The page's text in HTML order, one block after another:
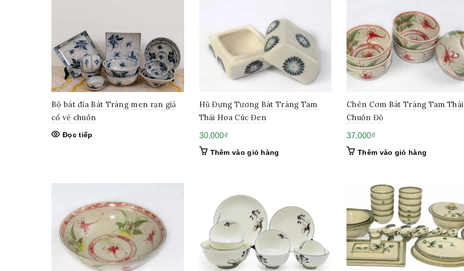
Bộ bát đĩa Bát Tràng men rạn giả
cổ vẽ chuồn
Đọc tiếp
Hũ Đựng Tương Bát Tràng Tam
Thái Hoa Cúc Đen
30,000₫
Thêm vào giỏ hàng
Chén Cơm Bát Tràng Tam Thái
Chuồn Đỏ
37,000₫
Thêm vào giỏ hàng